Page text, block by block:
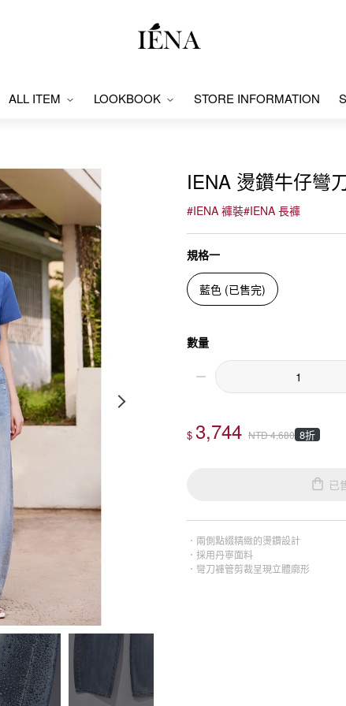
ALL ITEM LOOKBOOK STORE INFORMATION
IENA 燙鑽牛仔彎
#IENA 褲裝#IENA 長褲
規格一
藍色 (已售完)
數量
$ 3,744 NTD4,680 8折
已
．兩側點綴精緻的燙鑽設計
．採用丹寧面料
．彎刀褲管剪裁呈現立體廓形